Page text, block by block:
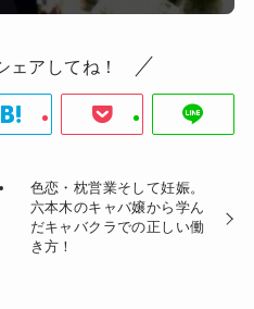
ェアしてね！
色恋・枕営業そして妊娠。
六本木のキャバ嬢から学ん
だキャバクラでの正しい働
き方！